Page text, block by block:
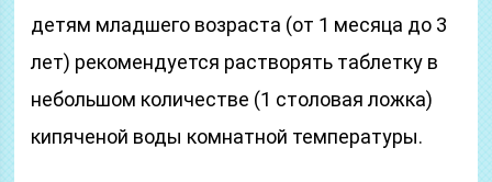
детям младшего возраста (от 1 месяца до 3
лет) рекомендуется растворять таблетку в
небольшом количестве (1 столовая ложка)
кипяченой воды комнатной температуры.